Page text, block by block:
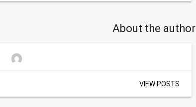
About the author
VIEW POSTS